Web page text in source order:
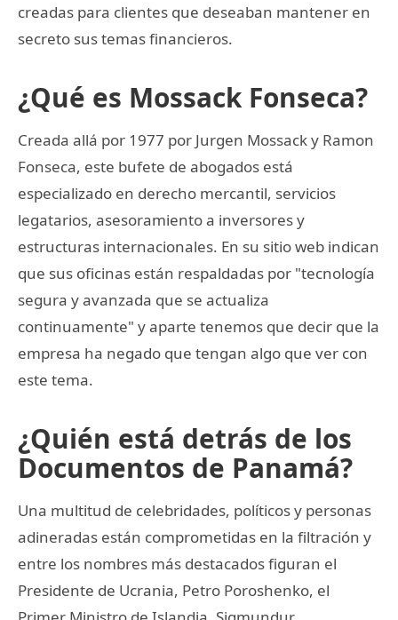
creadas para clientes que deseaban mantener en
secreto sus temas financieros.
¿Qué es Mossack Fonseca?
Creada allá por 1977 por Jurgen Mossack y Ramon
Fonseca, este bufete de abogados está
especializado en derecho mercantil, servicios
legatarios, asesoramiento a inversores y
estructuras internacionales. En su sitio web indican
que sus oficinas están respaldadas por "tecnología
segura y avanzada que se actualiza
continuamente" y aparte tenemos que decir que la
empresa ha negado que tengan algo que ver con
este tema.
¿Quién está detrás de los
Documentos de Panamá?
Una multitud de celebridades, políticos y personas
adineradas están comprometidas en la filtración y
entre los nombres más destacados figuran el
Presidente de Ucrania, Petro Poroshenko, el